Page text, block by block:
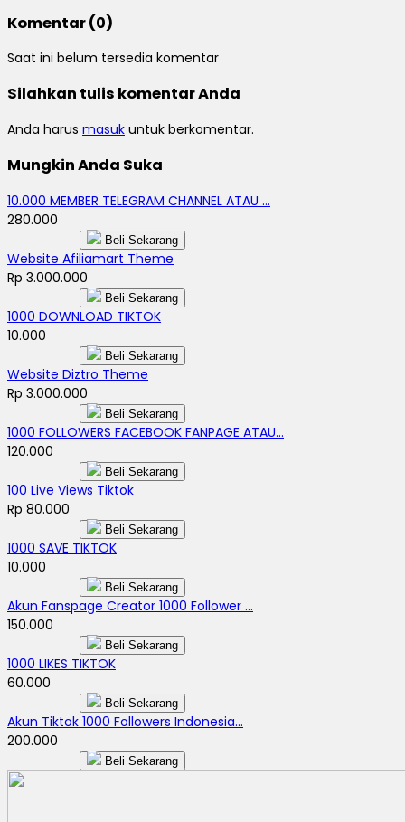
Komentar (0)
Saat ini belum tersedia komentar
Silahkan tulis komentar Anda
Anda harus masuk untuk berkomentar.
Mungkin Anda Suka
10.000 MEMBER TELEGRAM CHANNEL ATAU ...
280.000
Beli Sekarang
Website Afiliamart Theme
Rp 3.000.000
Beli Sekarang
1000 DOWNLOAD TIKTOK
10.000
Beli Sekarang
Website Diztro Theme
Rp 3.000.000
Beli Sekarang
1000 FOLLOWERS FACEBOOK FANPAGE ATAU...
120.000
Beli Sekarang
100 Live Views Tiktok
Rp 80.000
Beli Sekarang
1000 SAVE TIKTOK
10.000
Beli Sekarang
Akun Fanspage Creator 1000 Follower ...
150.000
Beli Sekarang
1000 LIKES TIKTOK
60.000
Beli Sekarang
Akun Tiktok 1000 Followers Indonesia...
200.000
Beli Sekarang